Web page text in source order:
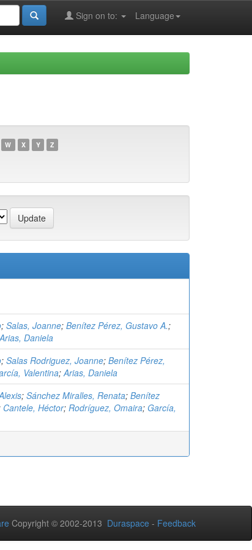
Language
Sign on to:
W X Y Z
; Salas, Joanne; Benítez Pérez, Gustavo A.;
Arias, Daniela
; Salas Rodriguez, Joanne; Benítez Pérez,
Valentina;Arias, Daniela
; Sánchez Miralles, Renata; Benítez
Cantele, Héctor; Rodríguez, Omaira; García,
Copyright © 2002-2013 Duraspace - Feedback